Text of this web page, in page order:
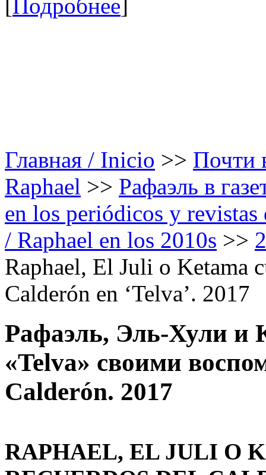
[Подробнее]
Главная / Inicio >> Почти
Raphael >> Рафаэль в
en los periódicos y
/ Raphael en los 2010s >>
Raphael, El Juli o Ketama
Calderón en ‘Telva’. 2017
Рафаэль, Эль-Хули и
«Telva» своими
Calderón. 2017
RAPHAEL, EL JULI O